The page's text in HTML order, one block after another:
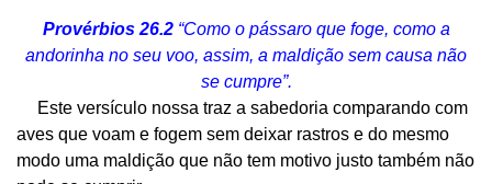
Provérbios 26.2 “Como o pássaro que foge, como a
andorinha no seu voo, assim, a maldição sem causa não
se cumpre”.
Este versículo nossa traz a sabedoria comparando com
aves que voam e fogem sem deixar rastros e do mesmo
modo uma maldição que não tem motivo justo também não